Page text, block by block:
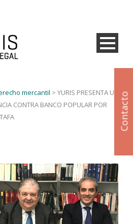
mercantil > YURIS PRESENTA UNA
CONTRA BANCO POPULAR POR
Contacto